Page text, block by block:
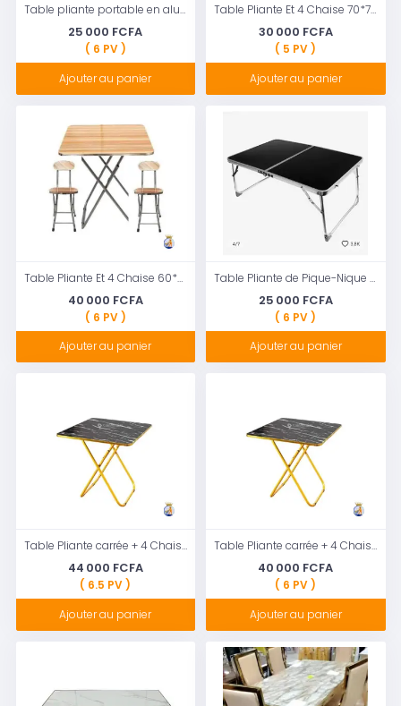
Table pliante portable en aluminium robuste
25 000 FCFA
( 6 PV )
Ajouter au panier
Table Pliante Et 4 Chaise 70*70
30 000 FCFA
( 5 PV )
Ajouter au panier
Table Pliante Et 4 Chaise 60*60
40 000 FCFA
( 6 PV )
Ajouter au panier
Table Pliante de Pique-Nique (Color : Black)
25 000 FCFA
( 6 PV )
Ajouter au panier
Table Pliante carrée + 4 Chaises Pliante 70*70
44 000 FCFA
( 6.5 PV )
Ajouter au panier
Table Pliante carrée + 4 Chaises Pliante
40 000 FCFA
( 6 PV )
Ajouter au panier